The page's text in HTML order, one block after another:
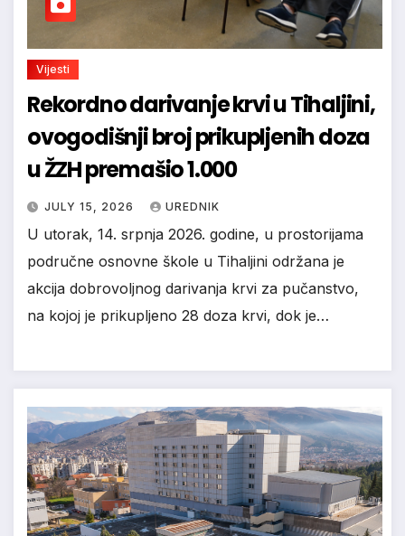
Vijesti
Rekordno darivanje krvi u Tihaljini,
ovogodišnji broj prikupljenih doza
u ŽZH premašio 1.000
JULY 15, 2026 UREDNIK
U utorak, 14. srpnja 2026. godine, u prostorijama
područne osnovne škole u Tihaljini održana je
akcija dobrovoljnog darivanja krvi za pučanstvo,
na kojoj je prikupljeno 28 doza krvi, dok je…